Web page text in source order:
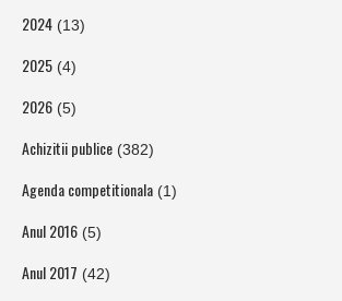
2024 (13)
2025 (4)
2026 (5)
Achizitii publice (382)
Agenda competitionala (1)
Anul 2016 (5)
Anul 2017 (42)